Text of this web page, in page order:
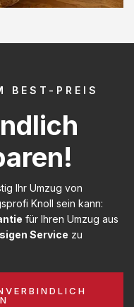
BEST-PREIS
Ihr Umzug von
Knoll sein kann:
für Ihren Umzug aus
Service zu